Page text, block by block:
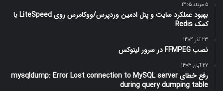
5 مرداد 1405
بهبود عملکرد سایت و پنل ادمین وردپرس/ووکامرس روی LiteSpeed با
کمک Redis
23 آذر 1404
نصب FFMPEG در سرور لینوکس
27 آبان 1404
رفع خطای mysqldump: Error Lost connection to MySQL server
during query dumping table